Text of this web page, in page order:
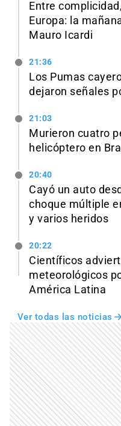
Entre
Europa: la
Mauro Icardi
21:36
Los Pumas
dejaron señales
21:03
Murieron cuatro
helicóptero en
20:40
Cayó un auto
choque múltiple
y varios heridos
20:22
Científicos
meteorológicos
América Latina
Ver todas las noticias